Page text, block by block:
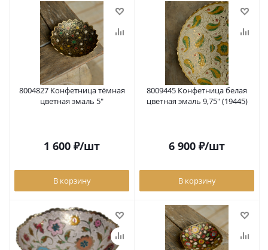
8004827 Конфетница тёмная
цветная эмаль 5"
1 600 ₽/шт
В корзину
8009445 Конфетница белая
цветная эмаль 9,75" (19445)
6 900 ₽/шт
В корзину